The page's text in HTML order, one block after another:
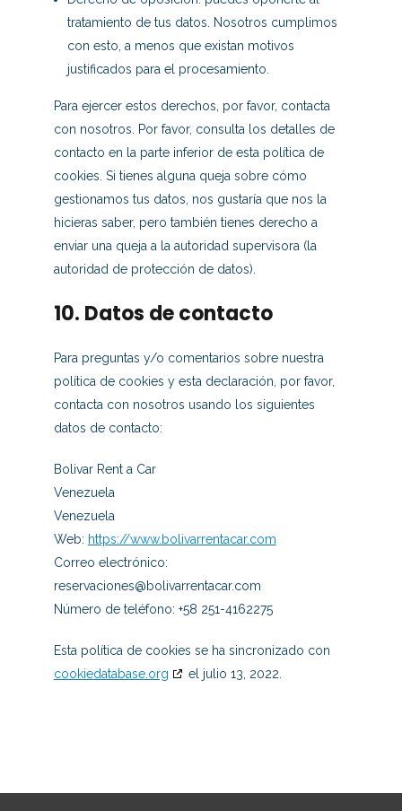
tratamiento de tus datos. Nosotros cumplimos
con esto, a menos que existan motivos
justificados para el procesamiento.
Para ejercer estos derechos, por favor, contacta
con nosotros. Por favor, consulta los detalles de
contacto en la parte inferior de esta política de
cookies. Si tienes alguna queja sobre cómo
gestionamos tus datos, nos gustaría que nos la
hicieras saber, pero también tienes derecho a
enviar una queja a la autoridad supervisora (la
autoridad de protección de datos).
10. Datos de contacto
Para preguntas y/o comentarios sobre nuestra
política de cookies y esta declaración, por favor,
contacta con nosotros usando los siguientes
datos de contacto:
Bolivar Rent a Car
Venezuela
Venezuela
Web: https://www.bolivarrentacar.com
Correo electrónico:
reservaciones@bolivarrentacar.com
Número de teléfono: +58 251-4162275
Esta política de cookies se ha sincronizado con
cookiedatabase.org
el julio 13, 2022.